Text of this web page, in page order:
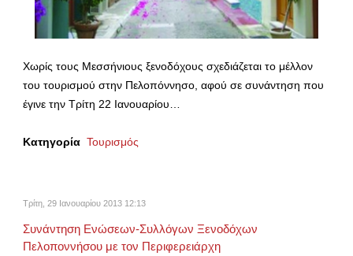
Χωρίς τους Μεσσήνιους ξενοδόχους σχεδιάζεται το μέλλον
του τουρισμού στην Πελοπόννησο, αφού σε συνάντηση που
έγινε την Τρίτη 22 Ιανουαρίου…
Κατηγορία Τουρισμός
Τρίτη, 29 Ιανουαρίου 2013 12:13
Συνάντηση Ενώσεων-Συλλόγων Ξενοδόχων
Πελοποννήσου με τον Περιφερειάρχη